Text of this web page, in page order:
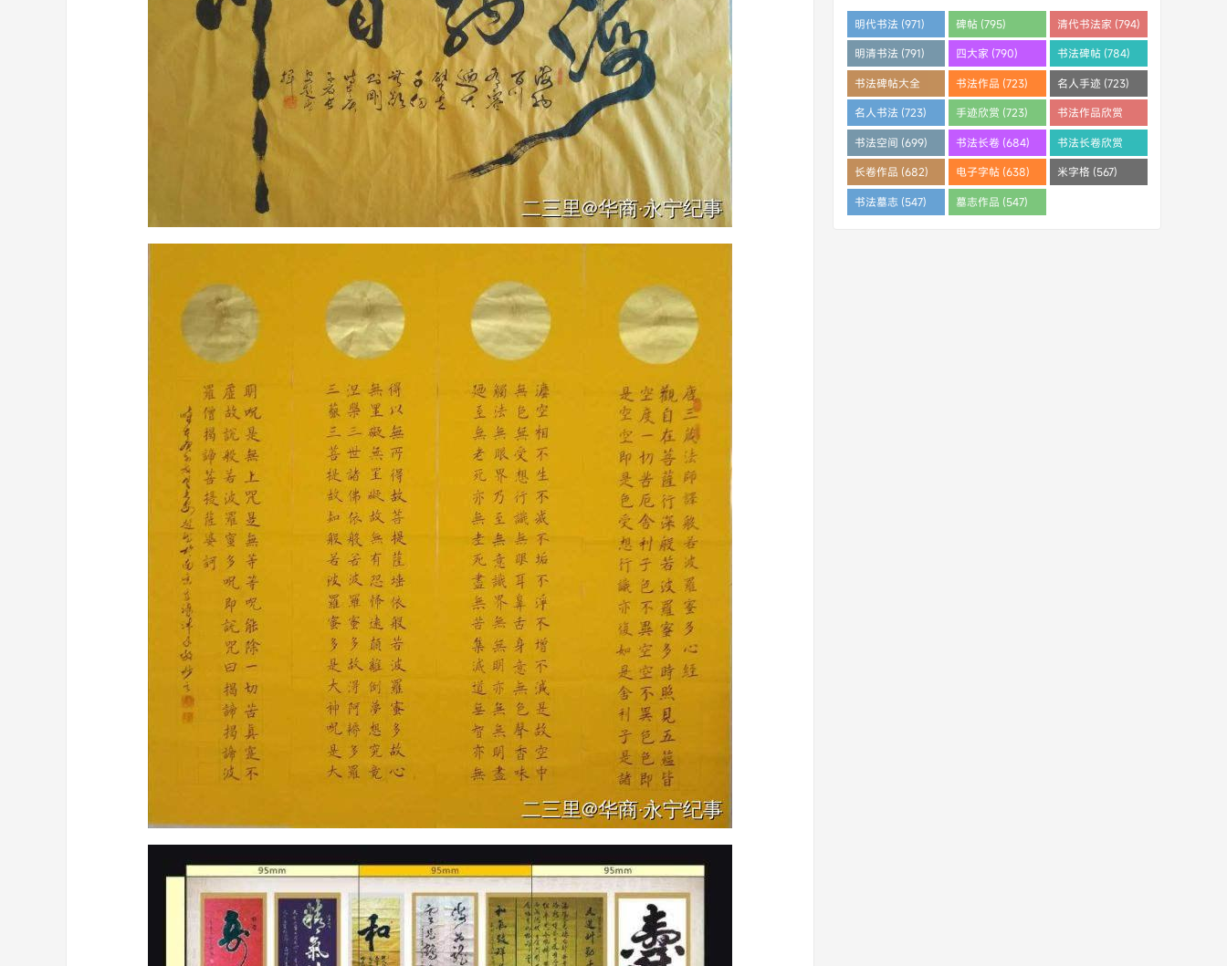
明代书法 (971) 碑帖 (795) 清代书法家 (794)
明清书法 (791) 四大家 (790) 书法碑帖 (784)
书法碑帖大全
(784)
书法作品 (723) 名人手迹 (723)
名人书法 (723) 手迹欣赏 (723)
书法作品欣赏
(710)
书法空间 (699) 书法长卷 (684)
书法长卷欣赏
(682)
长卷作品 (682) 电子字帖 (638) 米字格 (567)
书法墓志 (547) 墓志作品 (547)